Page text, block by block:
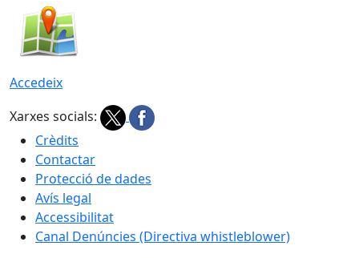
Accedeix
Xarxes socials:
Crèdits
Contactar
Protecció de dades
Avís legal
Accessibilitat
Canal Denúncies (Directiva whistleblower)